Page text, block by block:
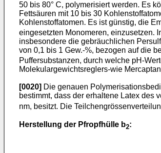
50 bis 80° C, polymerisiert werden. Es
Fettsäuren mit 10 bis 30
Kohlenstoffatomen. Es ist günstig, die
eingesetzten Monomeren, einzusetzen.
insbesondere die gebräuchlichen
von 0,1 bis 1 Gew.-%, bezogen auf die
Puffersubstanzen, durch welche pH-
Molekulargewichtsreglers-wie
[0020] Die genauen
bestimmt, dass der erhaltene Latex des
nm, besitzt. Die
Herstellung der Pfropfhülle b2: